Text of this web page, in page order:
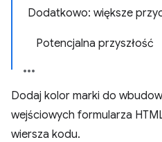
Dodatkowo: większe
Potencjalna przyszłość
Dodaj kolor marki do
wejściowych formularza
wiersza kodu.